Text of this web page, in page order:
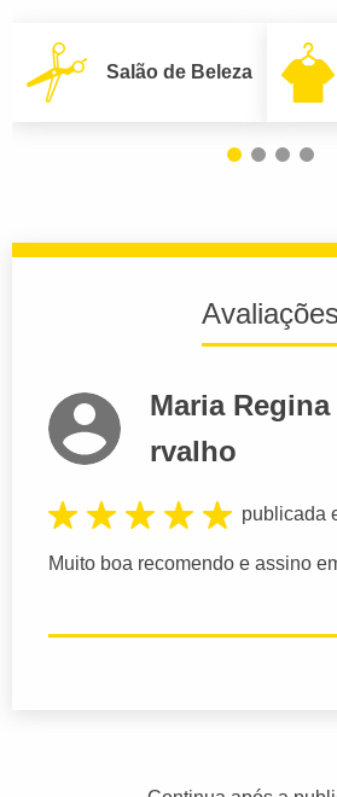
Salão de Beleza
Avaliações
Maria
rvalho
publicada
Muito boa recomendo e assino